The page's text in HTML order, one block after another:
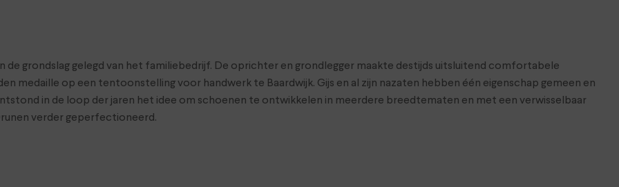
de grondslag gelegd van het familiebedrijf. De oprichter en grondlegger maakte destijds uitsluitend comfortabele
medaille op een tentoonstelling voor handwerk te Baardwijk. Gijs en al zijn nazaten hebben één eigenschap gemeen en
in de loop der jaren het idee om schoenen te ontwikkelen in meerdere breedtematen en met een verwisselbaar
verder geperfectioneerd.